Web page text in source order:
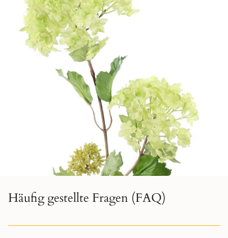
Häufig gestellte Fragen (FAQ)